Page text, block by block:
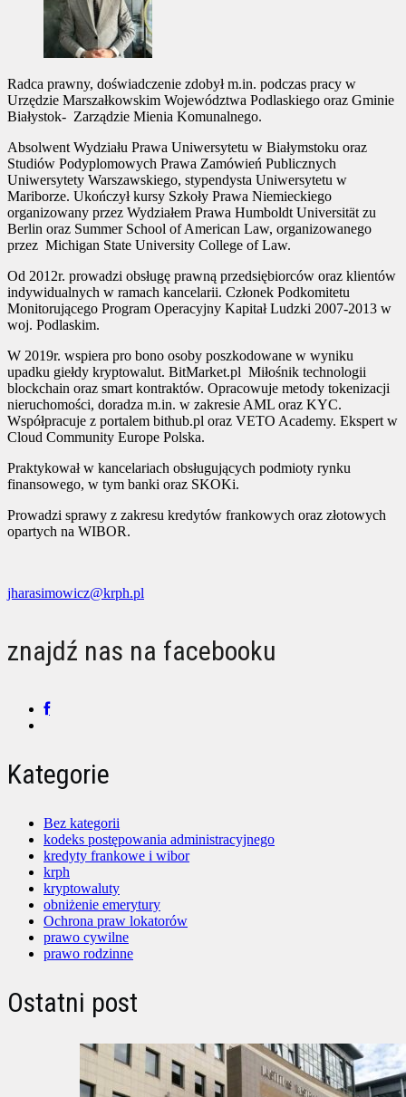
Radca prawny, doświadczenie zdobył m.in. podczas pracy w
Urzędzie Marszałkowskim Województwa Podlaskiego oraz Gminie
Białystok- Zarządzie Mienia Komunalnego.
Absolwent Wydziału Prawa Uniwersytetu w Białymstoku oraz
Studiów Podyplomowych Prawa Zamówień Publicznych
Uniwersytety Warszawskiego, stypendysta Uniwersytetu w
Mariborze. Ukończył kursy Szkoły Prawa Niemieckiego
organizowany przez Wydziałem Prawa Humboldt Universität zu
Berlin oraz Summer School of American Law, organizowanego
przez Michigan State University College of Law.
Od 2012r. prowadzi obsługę prawną przedsiębiorców oraz klientów
indywidualnych w ramach kancelarii. Członek Podkomitetu
Monitorującego Program Operacyjny Kapitał Ludzki 2007-2013 w
woj. Podlaskim.
W 2019r. wspiera pro bono osoby poszkodowane w wyniku
upadku giełdy kryptowalut. BitMarket.pl Miłośnik technologii
blockchain oraz smart kontraktów. Opracowuje metody tokenizacji
nieruchomości, doradza m.in. w zakresie AML oraz KYC.
Współpracuje z portalem bithub.pl oraz VETO Academy. Ekspert w
Cloud Community Europe Polska.
Praktykował w kancelariach obsługujących podmioty rynku
finansowego, w tym banki oraz SKOKi.
Prowadzi sprawy z zakresu kredytów frankowych oraz złotowych
opartych na WIBOR.
jharasimowicz@krph.pl
znajdź nas na facebooku
Kategorie
Bez kategorii
kodeks postępowania administracyjnego
kredyty frankowe i wibor
krph
kryptowaluty
obniżenie emerytury
Ochrona praw lokatorów
prawo cywilne
prawo rodzinne
Ostatni post